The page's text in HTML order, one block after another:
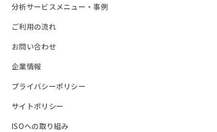
分析サービスメニュー・事例
ご利用の流れ
お問い合わせ
企業情報
プライバシーポリシー
サイトポリシー
ISOへの取り組み